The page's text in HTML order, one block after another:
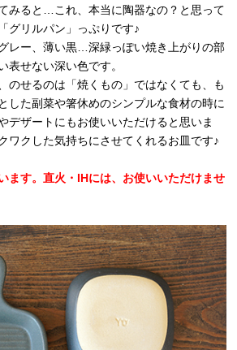
みると…これ、本当に陶器なの？と思って
グリルパン」っぷりです♪
レー、薄い黒…深緑っぽい焼き上がりの部
表せない深い色です。
のせるのは「焼くもの」ではなくても、も
した副菜や箸休めのシンプルな食材の時に
デザートにもお使いいただけると思いま
ワクした気持ちにさせてくれるお皿です♪
ます。直火・IHには、お使いいただけませ